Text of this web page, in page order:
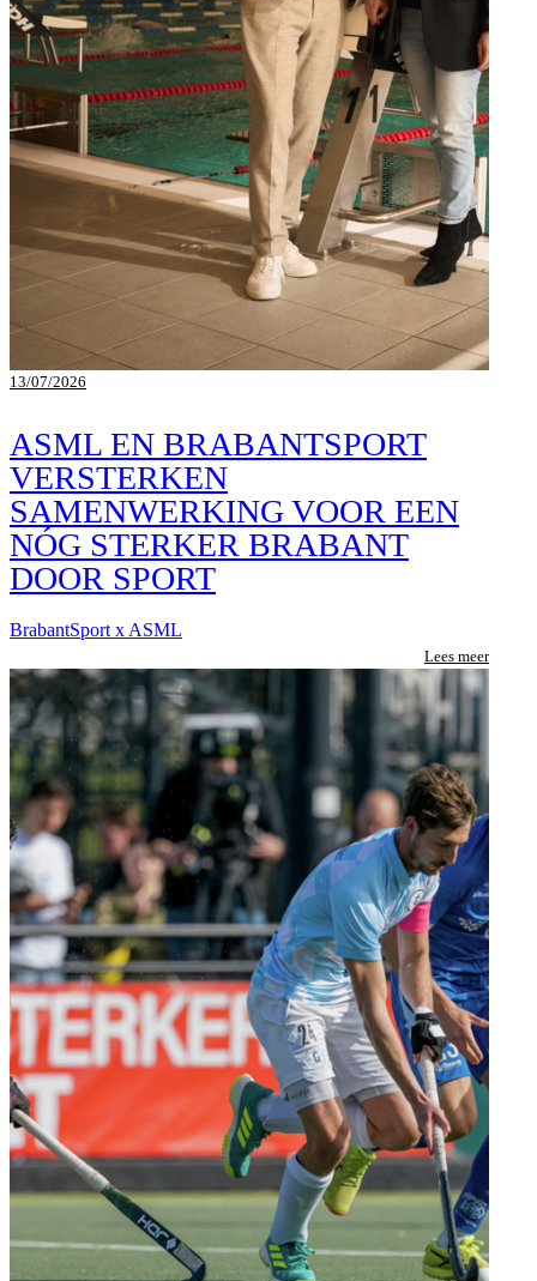
13/07/2026
ASML EN BRABANTSPORT
VERSTERKEN
SAMENWERKING VOOR EEN
NÓG STERKER BRABANT
DOOR SPORT
BrabantSport x ASML
Lees meer